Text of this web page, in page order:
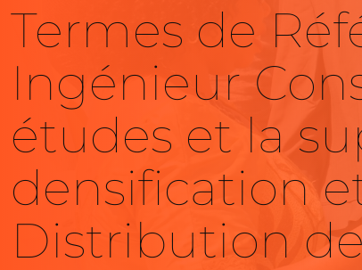
Termes de
Ingénieur
études et la
densification
Distribution